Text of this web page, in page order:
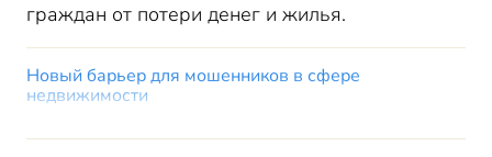
граждан от потери денег и жилья.
Новый барьер для мошенников в сфере
недвижимости